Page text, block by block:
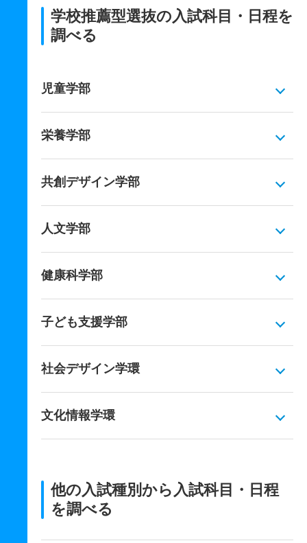
学校推薦型選抜の入試科目・日程を
調べる
児童学部
栄養学部
共創デザイン学部
人文学部
健康科学部
子ども支援学部
社会デザイン学環
文化情報学環
他の入試種別から入試科目・日程
を調べる